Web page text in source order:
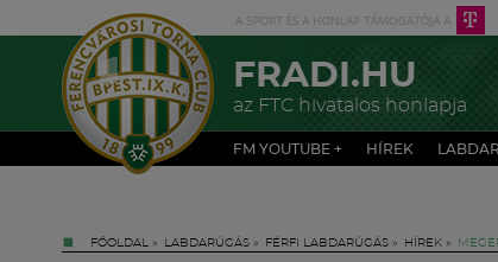
FRADI.HU
az FTC hivatalos honlapja
FM YOUTUBE + HÍREK
FŐOLDAL » LABDARÚGÁS » FÉRFI LABDARÚGÁS » HÍREK »